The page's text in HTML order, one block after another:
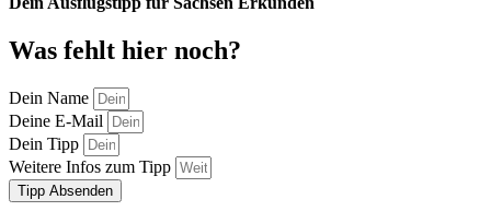
Was fehlt hier noch?
Dein Name
Deine E-Mail
Dein Tipp
Weitere Infos zum Tipp
Tipp Absenden